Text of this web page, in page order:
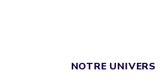
NOTRE UNIVERS